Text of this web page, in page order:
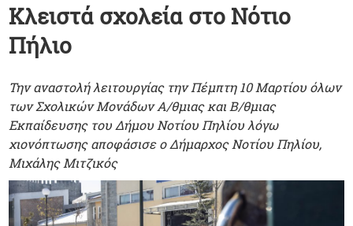
Κλειστά σχολεία στο Νότιο
Πήλιο
Την αναστολή λειτουργίας την Πέμπτη 10 Μαρτίου όλων
των Σχολικών Μονάδων Α/θμιας και Β/θμιας
Εκπαίδευσης του Δήμου Νοτίου Πηλίου λόγω
χιονόπτωσης αποφάσισε ο Δήμαρχος Νοτίου Πηλίου,
Μιχάλης Μιτζικός